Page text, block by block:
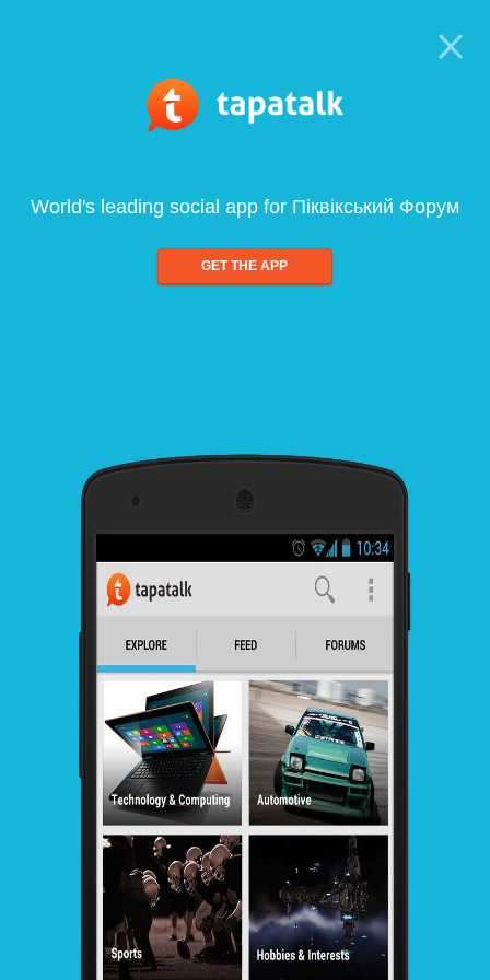
World's leading social app for Піквікський Форум
GET THE APP